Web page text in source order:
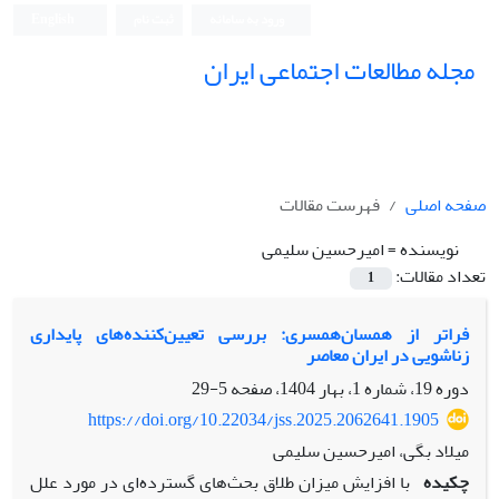
مجله مطالعات اجتماعی ایران
صفحه اصلی
فهرست مقالات
نویسنده =امیرحسین سلیمی
تعداد مقالات:
1
فراتر از همسان‌همسری: بررسی تعیین‌کننده‌های پایداری
زناشویی در ایران معاصر
دوره 19، شماره 1، بهار 1404، صفحه
5-29
https://doi.org/10.22034/jss.2025.2062641.1905
میلاد بگی، امیرحسین سلیمی
چکیده با افزایش میزان طلاق بحث‌های گسترده‌ای در مورد علل